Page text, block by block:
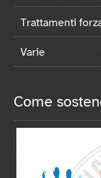
Trattamenti
Varie
Come